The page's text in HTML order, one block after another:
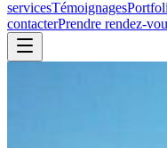
servicesTémoignages
contacterPrendre rendez-